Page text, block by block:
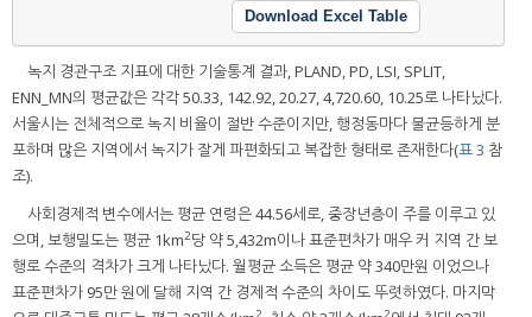
Download Excel Table
녹지 경관구조 지표에 대한 기술통계 결과, PLAND, PD, LSI, SPLIT,
ENN_MN의 평균값은 각각 50.33, 142.92, 20.27, 4,720.60, 10.25로 나타났다.
서울시는 전체적으로 녹지 비율이 절반 수준이지만, 행정동마다 불균등하게 분
포하며 많은 지역에서 녹지가 잘게 파편화되고 복잡한 형태로 존재한다(표 3 참
조).
사회경제적 변수에서는 평균 연령은 44.56세로, 중장년층이 주를 이루고 있
으며, 보행밀도는 평균 1km2당 약 5,432m이나 표준편차가 매우 커 지역 간 보
행로 수준의 격차가 크게 나타났다. 월평균 소득은 평균 약 340만원 이었으나
표준편차가 95만 원에 달해 지역 간 경제적 수준의 차이도 뚜렷하였다. 마지막